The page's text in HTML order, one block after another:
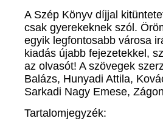
A Szép Könyv díjjal
csak gyerekeknek szól.
egyik legfontosabb városa
kiadás újabb fejezetekkel,
az olvasót! A szövegek
Balázs, Hunyadi Attila,
Sarkadi Nagy Emese,
Tartalomjegyzék: